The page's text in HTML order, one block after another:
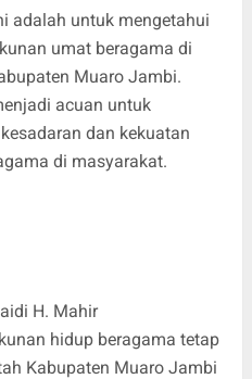
adalah untuk mengetahui
umat beragama di
Muaro Jambi.
acuan untuk
dan kekuatan
di masyarakat.
H. Mahir
hidup beragama tetap
Kabupaten Muaro Jambi